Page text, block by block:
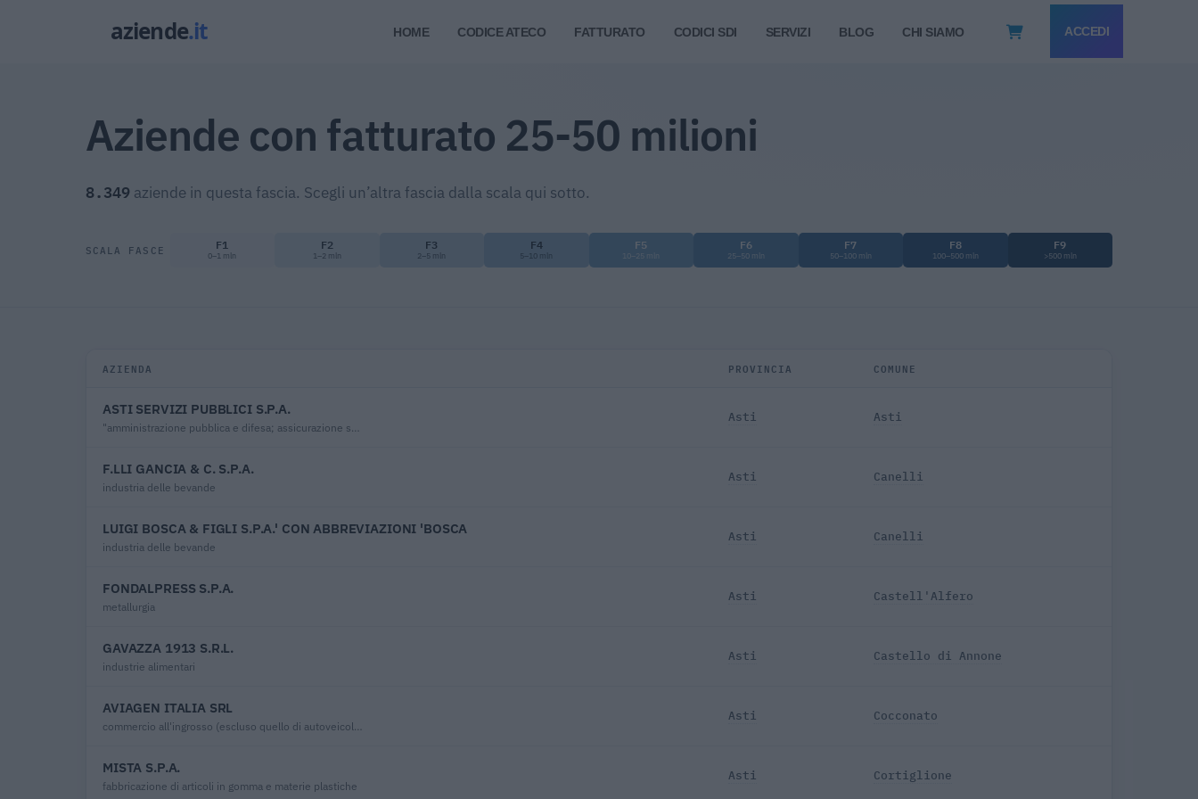
HOME CODICE ATECO FATTURATO CODICI SDI SERVIZI BLOG CHI SIAMO ACCEDI
Aziende con fatturato 25-50 milioni
8.349 aziende in questa fascia. Scegli un’altra fascia dalla scala qui sotto.
SCALA FASCE F1
0–1 mln
F2
1–2 mln
F3
2–5 mln
F4
5–10 mln
F5
10–25 mln
F6
25–50 mln
F7
50–100 mln
F8
100–500 mln
F9
>500 mln
AZIENDA PROVINCIA COMUNE
ASTI SERVIZI PUBBLICI S.P.A.
"amministrazione pubblica e difesa; assicurazione sociale obbligatoria"
Asti Asti
F.LLI GANCIA & C. S.P.A.
industria delle bevande
Asti Canelli
LUIGI BOSCA & FIGLI S.P.A.' CON ABBREVIAZIONI 'BOSCA
industria delle bevande
Asti Canelli
FONDALPRESS S.P.A.
metallurgia
Asti Castell'Alfero
GAVAZZA 1913 S.R.L.
industrie alimentari
Asti Castello di Annone
AVIAGEN ITALIA SRL
commercio all'ingrosso (escluso quello di autoveicoli e di motocicli)
Asti Cocconato
MISTA S.P.A.
fabbricazione di articoli in gomma e materie plastiche
Asti Cortiglione